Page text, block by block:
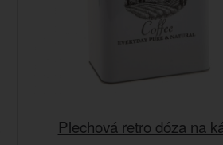
Plechová retro dóza na